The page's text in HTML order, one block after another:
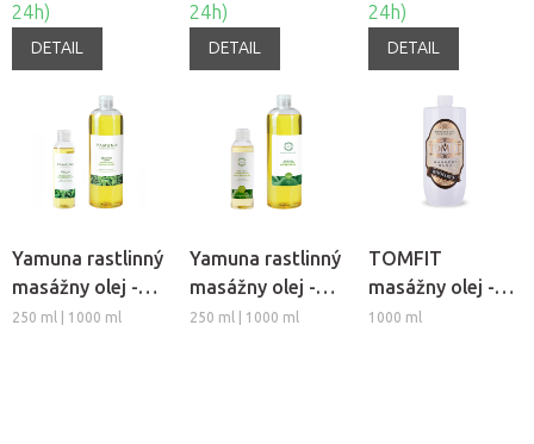
24h)
DETAIL
24h)
DETAIL
24h)
DETAIL
Yamuna rastlinný
masážny olej -
Zelený čaj
250 ml | 1000 ml
Yamuna rastlinný
masážny olej -
Aloe Vera
250 ml | 1000 ml
TOMFIT
masážny olej -
Rozmarín
1000 ml